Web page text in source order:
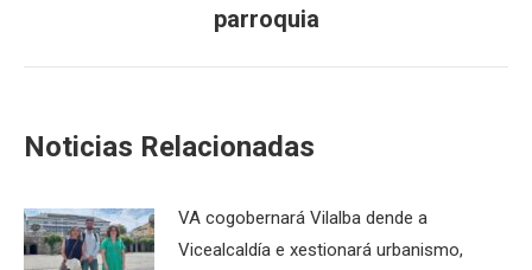
post:
parroquia
Noticias Relacionadas
VA cogobernará Vilalba dende a
Vicealcaldía e xestionará urbanismo,